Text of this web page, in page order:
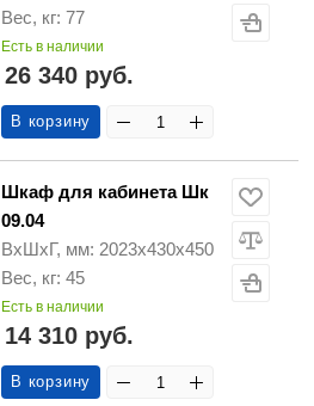
Вес, кг: 77
Есть в наличии
26 340 руб.
В корзину
Шкаф для кабинета Шк
09.04
ВхШхГ, мм: 2023х430х450
Вес, кг: 45
Есть в наличии
14 310 руб.
В корзину